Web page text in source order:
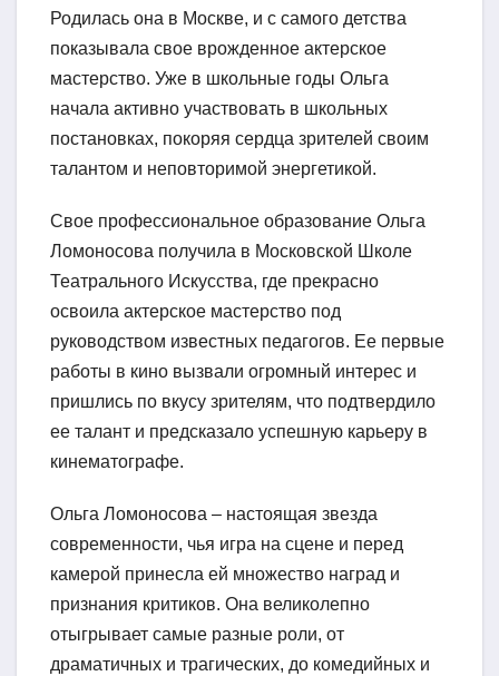
Родилась она в Москве, и с самого детства
показывала свое врожденное актерское
мастерство. Уже в школьные годы Ольга
начала активно участвовать в школьных
постановках, покоряя сердца зрителей своим
талантом и неповторимой энергетикой.
Свое профессиональное образование Ольга
Ломоносова получила в Московской Школе
Театрального Искусства, где прекрасно
освоила актерское мастерство под
руководством известных педагогов. Ее первые
работы в кино вызвали огромный интерес и
пришлись по вкусу зрителям, что подтвердило
ее талант и предсказало успешную карьеру в
кинематографе.
Ольга Ломоносова – настоящая звезда
современности, чья игра на сцене и перед
камерой принесла ей множество наград и
признания критиков. Она великолепно
отыгрывает самые разные роли, от
драматичных и трагических, до комедийных и